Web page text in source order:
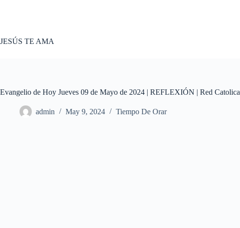
JESÚS TE AMA
Evangelio de Hoy Jueves 09 de Mayo de 2024 | REFLEXIÓN | Red Catolica
admin May 9, 2024 Tiempo De Orar